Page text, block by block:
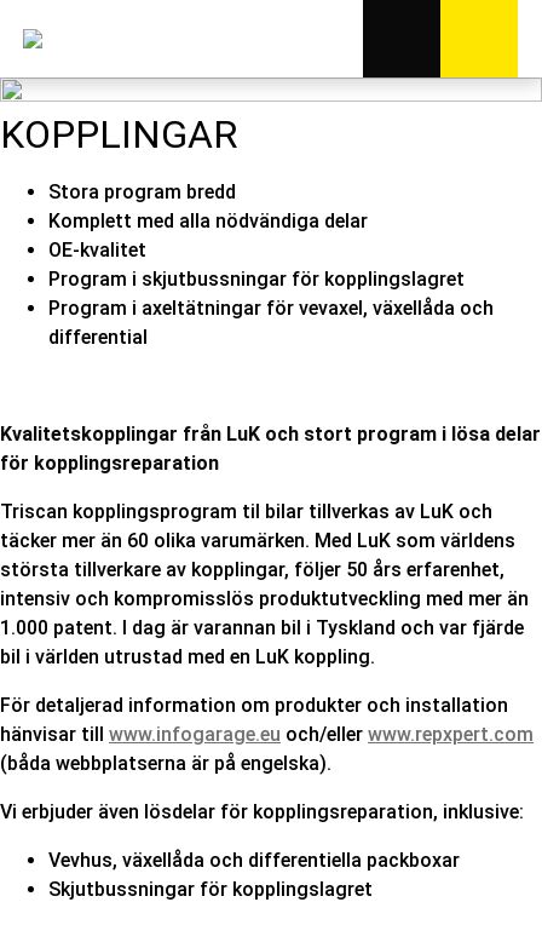
KOPPLINGAR
Stora program bredd
Komplett med alla nödvändiga delar
OE-kvalitet
Program i skjutbussningar för kopplingslagret
Program i axeltätningar för vevaxel, växellåda och
differential
Kvalitetskopplingar från LuK och stort program i lösa delar
för kopplingsreparation
Triscan kopplingsprogram til bilar tillverkas av LuK och
täcker mer än 60 olika varumärken. Med LuK som världens
största tillverkare av kopplingar, följer 50 års erfarenhet,
intensiv och kompromisslös produktutveckling med mer än
1.000 patent. I dag är varannan bil i Tyskland och var fjärde
bil i världen utrustad med en LuK koppling.
För detaljerad information om produkter och installation
hänvisar till www.infogarage.eu och/eller www.repxpert.com
(båda webbplatserna är på engelska).
Vi erbjuder även lösdelar för kopplingsreparation, inklusive:
Vevhus, växellåda och differentiella packboxar
Skjutbussningar för kopplingslagret